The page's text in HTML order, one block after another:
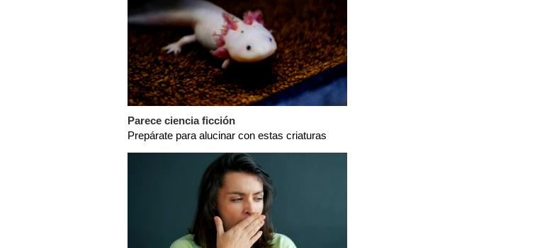
Parece ciencia ficción
Prepárate para alucinar con estas criaturas